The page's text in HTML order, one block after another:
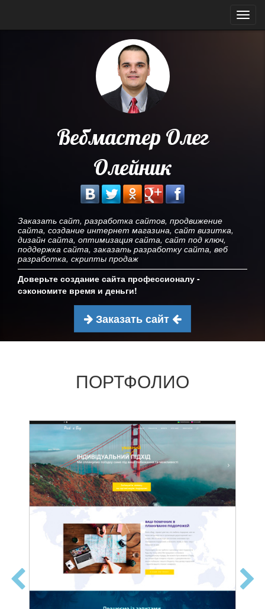
Меню
Вебмастер Олег
Олейник
Заказать сайт, разработка сайтов, продвижение
сайта, создание интернет магазина, сайт визитка,
дизайн сайта, оптимизация сайта, сайт под ключ,
поддержка сайта, заказать разработку сайта, веб
разработка, скрипты продаж
Доверьте создание сайта профессионалу -
сэкономите время и деньги!
Заказать сайт
ПОРТФОЛИО